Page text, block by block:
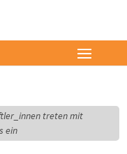
treten mit
ein